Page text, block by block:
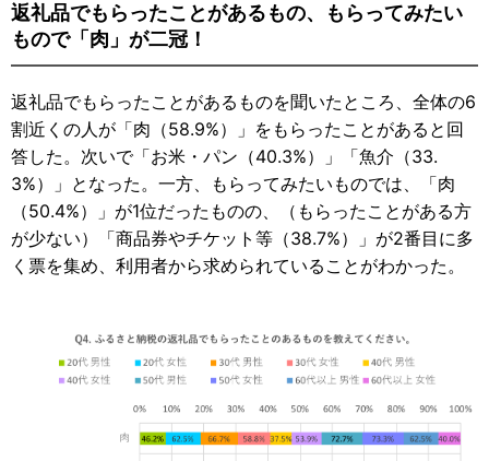
返礼品でもらったことがあるもの、もらってみたい
もので「肉」が二冠！
返礼品でもらったことがあるものを聞いたところ、全体の6
割近くの人が「肉（58.9%）」をもらったことがあると回
答した。次いで「お米・パン（40.3%）」「魚介（33.
3%）」となった。一方、もらってみたいものでは、「肉
（50.4%）」が1位だったものの、（もらったことがある方
が少ない）「商品券やチケット等（38.7%）」が2番目に多
く票を集め、利用者から求められていることがわかった。